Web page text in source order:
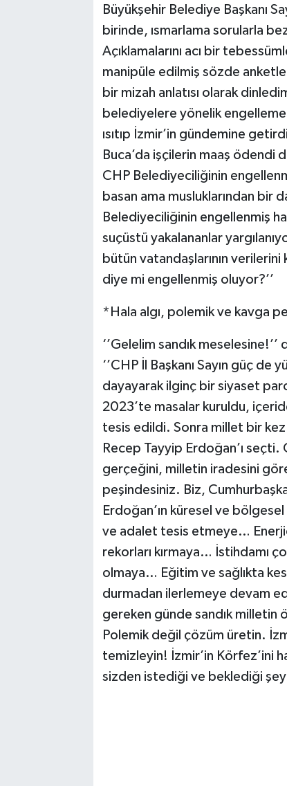
Büyükşehir Belediye Başkanı
birinde, ısmarlama sorularla
Açıklamalarını acı bir
manipüle edilmiş sözde anketler
bir mizah anlatısı olarak
belediyelere yönelik
ısıtıp İzmir’in gündemine
Buca’da işçilerin maaş ödendi
CHP Belediyeciliğinin
basan ama musluklarından bir
Belediyeciliğinin engellenmiş
suçüstü yakalananlar
bütün vatandaşlarının
diye mi engellenmiş oluyor?’’
*Hala algı, polemik ve kavga
‘’Gelelim sandık meselesine!’’
‘’CHP İl Başkanı Sayın güç de
dayayarak ilginç bir siyaset
2023’te masalar kuruldu,
tesis edildi. Sonra millet bir kez
Recep Tayyip Erdoğan’ı
gerçeğini, milletin iradesini
peşindesiniz. Biz,
Erdoğan’ın küresel ve
ve adalet tesis etmeye…
rekorları kırmaya… İstihdamı
olmaya… Eğitim ve sağlıkta
durmadan ilerlemeye devam
gereken günde sandık milletin
Polemik değil çözüm üretin.
temizleyin! İzmir’in Körfez’ini
sizden istediği ve beklediği